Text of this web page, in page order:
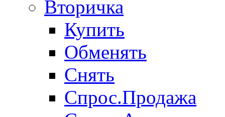
Вторичка
Купить
Обменять
Снять
Спрос.Продажа